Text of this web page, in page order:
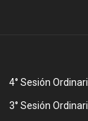
4° Sesión
3° Sesión